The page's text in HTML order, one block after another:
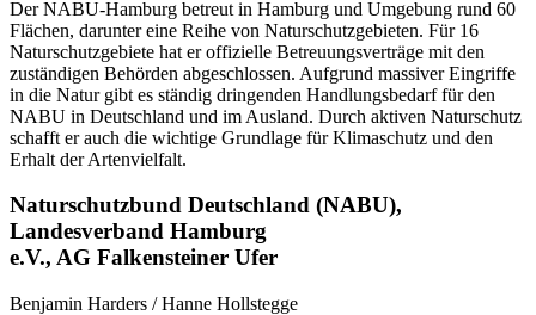
Der NABU-Hamburg betreut in Hamburg und Umgebung rund 60
Flächen, darunter eine Reihe von Naturschutzgebieten. Für 16
Naturschutzgebiete hat er offizielle Betreuungsverträge mit den
zuständigen Behörden abgeschlossen. Aufgrund massiver Eingriffe
in die Natur gibt es ständig dringenden Handlungsbedarf für den
NABU in Deutschland und im Ausland. Durch aktiven Naturschutz
schafft er auch die wichtige Grundlage für Klimaschutz und den
Erhalt der Artenvielfalt.
Naturschutzbund Deutschland (NABU),
Landesverband Hamburg
e.V., AG Falkensteiner Ufer
Benjamin Harders / Hanne Hollstegge